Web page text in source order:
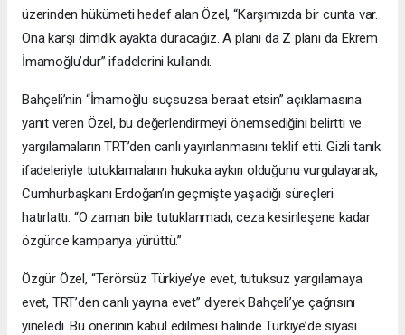
üzerinden hükümeti hedef alan Özel, “Karşımızda bir cunta var.
Ona karşı dimdik ayakta duracağız. A planı da Z planı da Ekrem
İmamoğlu’dur” ifadelerini kullandı.
Bahçeli’nin “İmamoğlu suçsuzsa beraat etsin” açıklamasına
yanıt veren Özel, bu değerlendirmeyi önemsediğini belirtti ve
yargılamaların TRT’den canlı yayınlanmasını teklif etti. Gizli tanık
ifadeleriyle tutuklamaların hukuka aykırı olduğunu vurgulayarak,
Cumhurbaşkanı Erdoğan’ın geçmişte yaşadığı süreçleri
hatırlattı: “O zaman bile tutuklanmadı, ceza kesinleşene kadar
özgürce kampanya yürüttü.”
Özgür Özel, “Terörsüz Türkiye’ye evet, tutuksuz yargılamaya
evet, TRT’den canlı yayına evet” diyerek Bahçeli’ye çağrısını
yineledi. Bu önerinin kabul edilmesi halinde Türkiye’de siyasi